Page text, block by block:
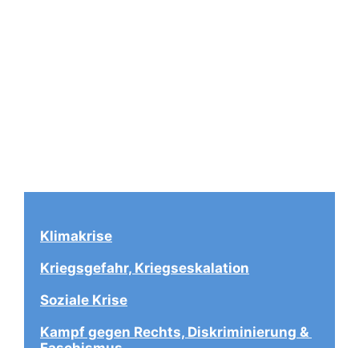
Klimakrise
Kriegsgefahr, Kriegseskalation
Soziale Krise
Kampf gegen Rechts, Diskriminierung &